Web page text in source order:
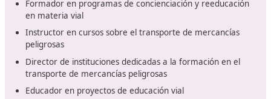
puedan hacer lo mismo. Este principio presenta un
considerable y es fundamental estar al tanto de la
para contribuir al cambio que estamos atravesando. A
continuación, te ofrecemos una explicación sobre qué
significa la movilidad segura y sostenible, su
cuáles son sus elementos esenciales.